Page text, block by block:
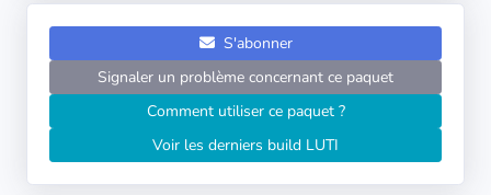
Catégories
Licences
LIENS
S'abonner
Signaler un problème concernant ce paquet
Comment utiliser ce paquet ?
Voir les derniers build LUTI